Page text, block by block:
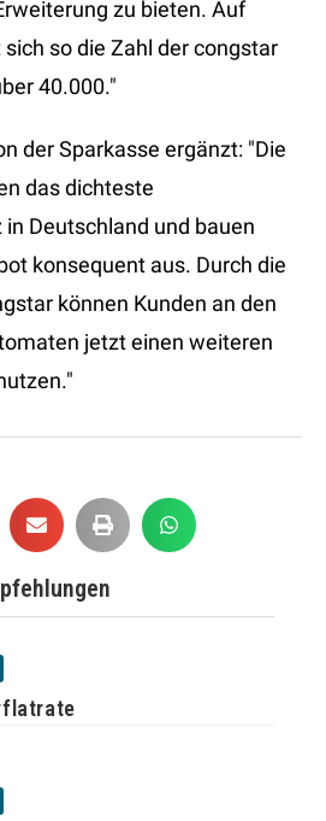
zu bieten. Auf
so die Zahl der congstar
40.000."
der Sparkasse ergänzt: "Die
das dichteste
Deutschland und bauen
konsequent aus. Durch die
können Kunden an den
jetzt einen weiteren